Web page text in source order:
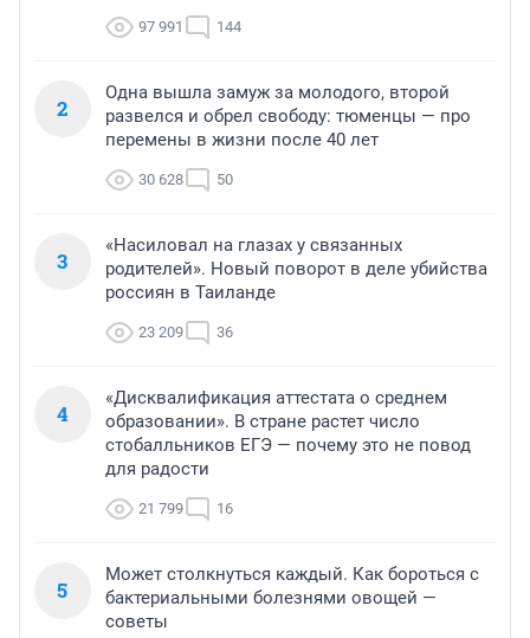
97 991 144
2
Одна вышла замуж за молодого, второй
развелся и обрел свободу: тюменцы — про
перемены в жизни после 40 лет
30 628 50
3
«Насиловал на глазах у связанных
родителей». Новый поворот в деле убийства
россиян в Таиланде
23 209 36
4
«Дисквалификация аттестата о среднем
образовании». В стране растет число
стобалльников ЕГЭ — почему это не повод
для радости
21 799 16
5
Может столкнуться каждый. Как бороться с
бактериальными болезнями овощей —
советы